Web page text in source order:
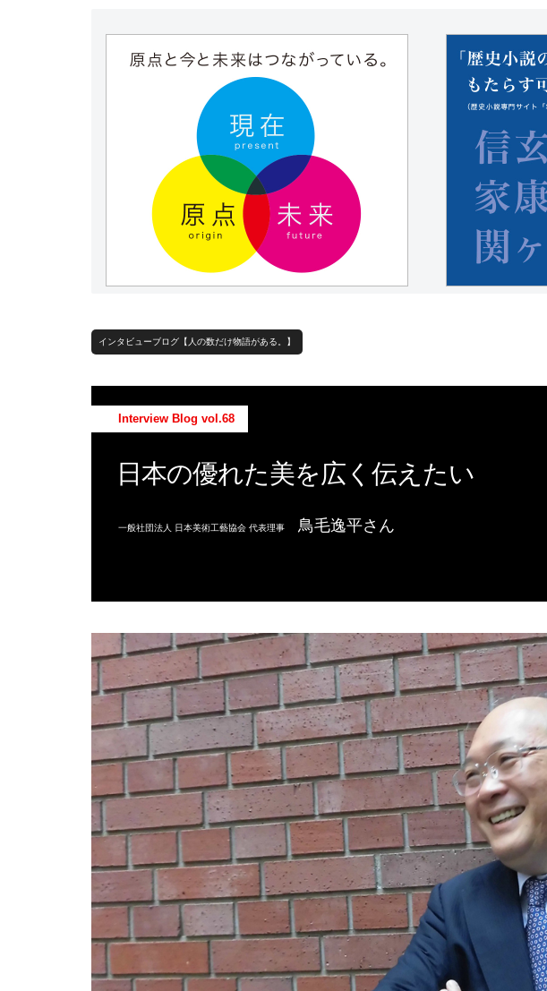
インタビューブログ【人の数だけ物語がある。】
Interview Blog vol.68
日本の優れた美を広く伝えたい
一般社団法人 日本美術工藝協会 代表理事 鳥毛逸平さん